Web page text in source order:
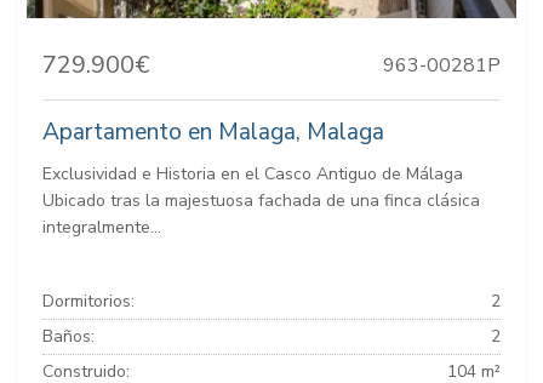
729.900€ 963-00281P
Apartamento en Malaga, Malaga
Exclusividad e Historia en el Casco Antiguo de Málaga
Ubicado tras la majestuosa fachada de una finca clásica
integralmente...
Dormitorios:
2
Baños:
2
Construido:
104 m²